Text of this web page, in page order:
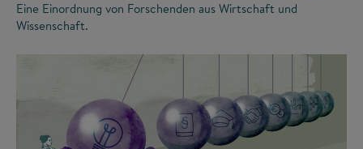
Eine Einordnung von Forschenden aus Wirtschaft und
Wissenschaft.